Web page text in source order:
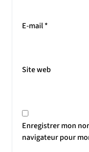
E-mail*
Site web
Enregistrer mon
navigateur pour